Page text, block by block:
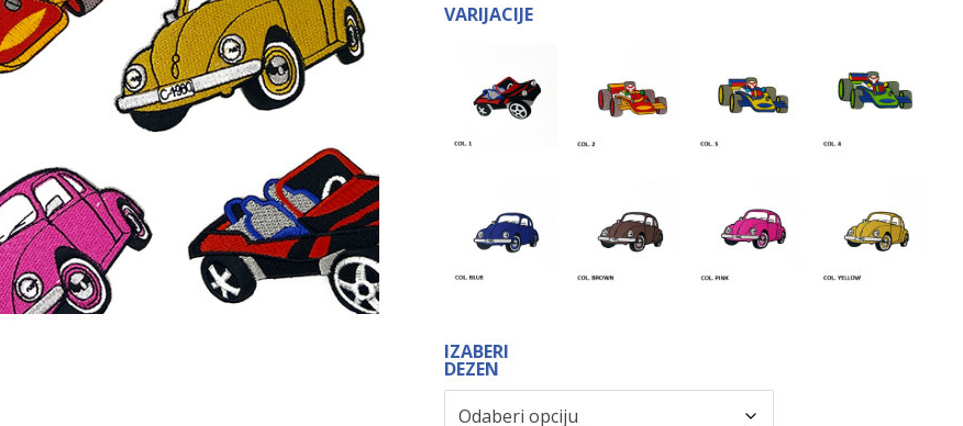
VARIJACIJE
IZABERI
DEZEN